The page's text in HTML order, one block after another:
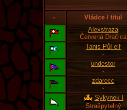
- Vládce / titul
Alexstraza
Červená Dračica
Tanis Půl elf
-
undestor
-
zdarecc
-
Sykynek I
Strašpytelný